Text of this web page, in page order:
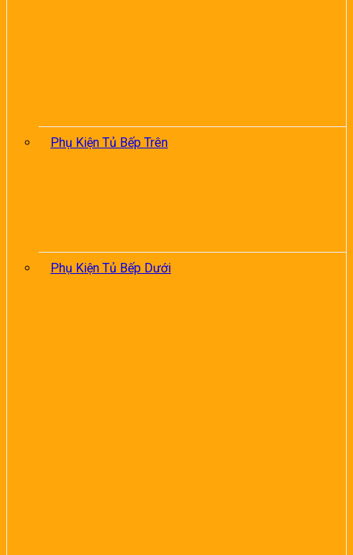
Phụ Kiện Tủ Bếp Trên
Phụ Kiện Tủ Bếp Dưới